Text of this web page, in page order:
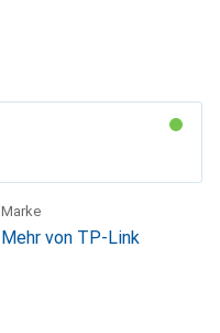
Marke
Mehr von TP-Link